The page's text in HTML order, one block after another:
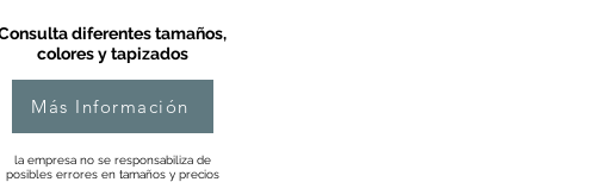
diferentes tamaños,
colores y tapizados
Más Información
la empresa no se responsabiliza de
posibles errores en tamaños y precios